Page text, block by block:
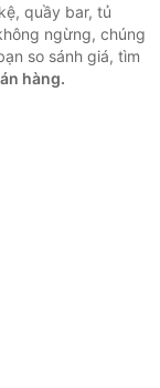
quầy bar, tủ
ngừng, chúng
so sánh giá, tìm
hàng.